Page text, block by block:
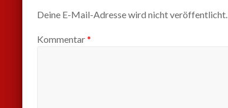
Deine E-Mail-Adresse wird nicht veröffentlicht.
Kommentar*